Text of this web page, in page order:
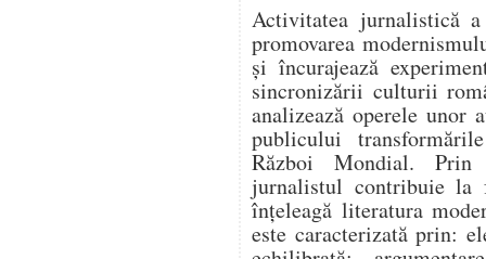
Activitatea jurnalistică
promovarea
și încurajează
sincronizării culturii
analizează operele unor
publicului
Război Mondial. Prin
jurnalistul contribuie la
înțeleagă literatura
este caracterizată prin: